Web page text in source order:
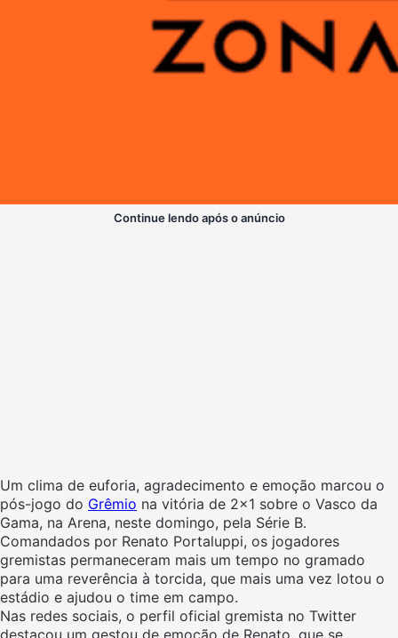
Continue lendo após o anúncio
Um clima de euforia, agradecimento e emoção marcou o
pós-jogo do Grêmio na vitória de 2×1 sobre o Vasco da
Gama, na Arena, neste domingo, pela Série B.
Comandados por Renato Portaluppi, os jogadores
gremistas permaneceram mais um tempo no gramado
para uma reverência à torcida, que mais uma vez lotou o
estádio e ajudou o time em campo.
Nas redes sociais, o perfil oficial gremista no Twitter
destacou um gestou de emoção de Renato, que se